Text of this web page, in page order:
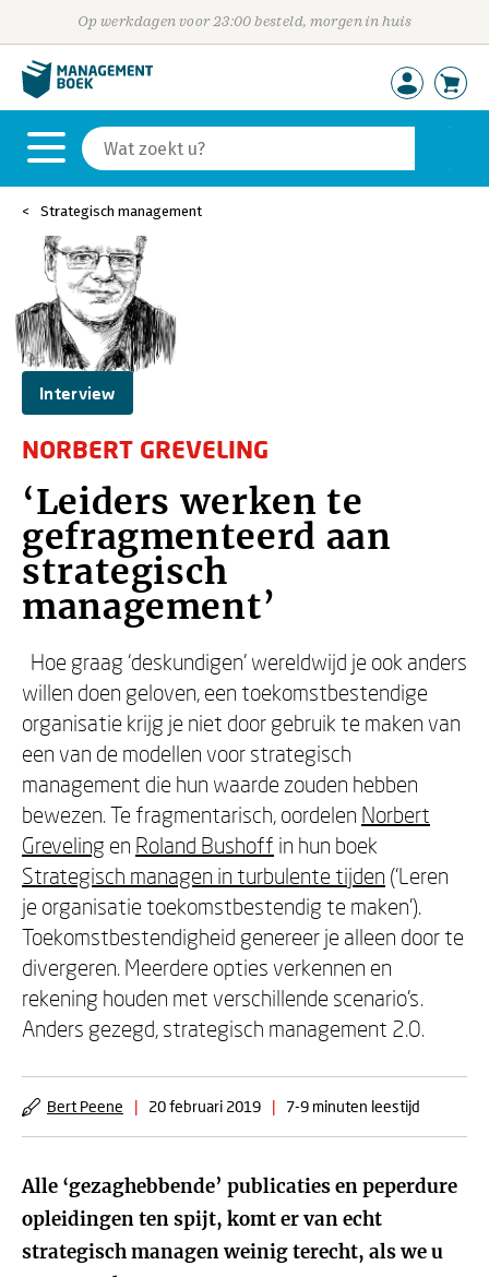
Op werkdagen voor 23:00 besteld, morgen in huis
Strategisch management
Interview
NORBERT GREVELING
‘Leiders werken te
gefragmenteerd aan
strategisch
management’
Hoe graag ‘deskundigen’ wereldwijd je ook anders
willen doen geloven, een toekomstbestendige
organisatie krijg je niet door gebruik te maken van
een van de modellen voor strategisch
management die hun waarde zouden hebben
bewezen. Te fragmentarisch, oordelen Norbert
Greveling en Roland Bushoff in hun boek
Strategisch managen in turbulente tijden (‘Leren
je organisatie toekomstbestendig te maken’).
Toekomstbestendigheid genereer je alleen door te
divergeren. Meerdere opties verkennen en
rekening houden met verschillende scenario’s.
Anders gezegd, strategisch management 2.0.
Bert Peene | 20 februari 2019 | 7-9 minuten leestijd
Alle ‘gezaghebbende’ publicaties en peperdure
opleidingen ten spijt, komt er van echt
strategisch managen weinig terecht, als we u